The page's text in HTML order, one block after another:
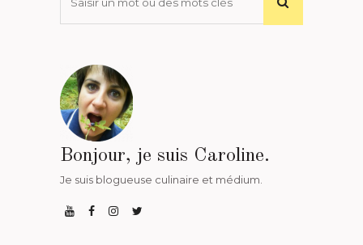
Bonjour, je suis Caroline.
Je suis blogueuse culinaire et médium.